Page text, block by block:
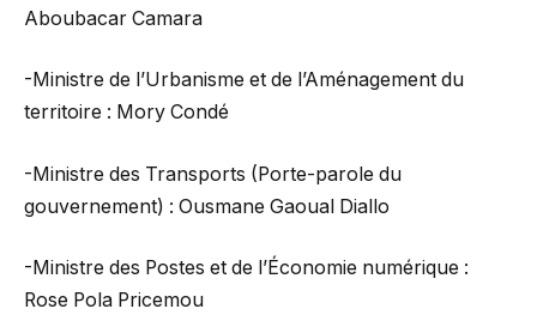
Aboubacar Camara
-Ministre de l’Urbanisme et de l’Aménagement du
territoire : Mory Condé
-Ministre des Transports (Porte-parole du
gouvernement) : Ousmane Gaoual Diallo
-Ministre des Postes et de l’Économie numérique :
Rose Pola Pricemou